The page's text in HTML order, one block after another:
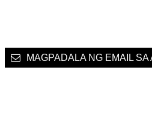
MAGPADALA NG EMAIL SA